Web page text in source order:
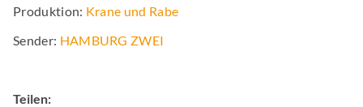
Produktion: Krane und Rabe
Sender: HAMBURG ZWEI
Teilen: